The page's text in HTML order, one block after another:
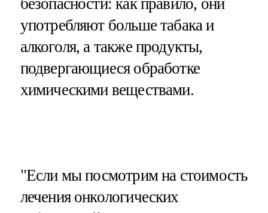
безопасности: как правило, они
употребляют больше табака и
алкоголя, а также продукты,
подвергающиеся обработке
химическими веществами.
"Если мы посмотрим на стоимость
лечения онкологических